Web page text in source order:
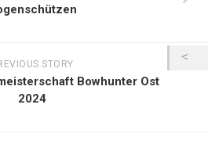
STORY
Bowhunter Ost
2024